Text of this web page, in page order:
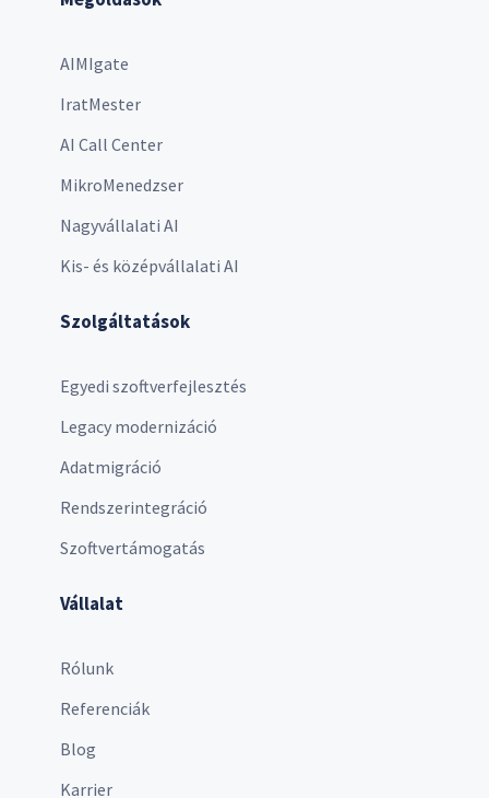
AIMIgate
IratMester
AI Call Center
MikroMenedzser
Nagyvállalati AI
Kis- és középvállalati AI
Szolgáltatások
Egyedi szoftverfejlesztés
Legacy modernizáció
Adatmigráció
Rendszerintegráció
Szoftvertámogatás
Vállalat
Rólunk
Referenciák
Blog
Karrier